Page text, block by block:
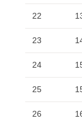
22
23
24
25
26